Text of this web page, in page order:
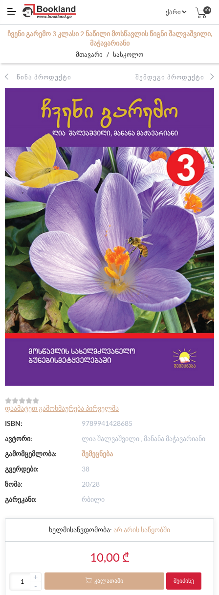
(0)
ᲩᲕᲔᲜᲘ ᲒᲐᲠᲔᲛᲝ 3 ᲙᲚᲐᲡᲘ 2 ᲜᲐᲬᲘᲚᲘ ᲛᲝᲡᲬᲐᲕᲚᲘᲡ ᲬᲘᲒᲜᲘ ᲨᲐᲚᲕᲐᲨᲕᲘᲚᲘ,
ᲛᲐᲭᲐᲕᲐᲠᲘᲐᲜᲘ
მთავარი / სასკოლო
ᲬᲘᲜᲐ ᲞᲠᲝᲓᲣᲥᲢᲘ ᲨᲔᲛᲓᲔᲒᲘ ᲞᲠᲝᲓᲣᲥᲢᲘ
დაამატეთ გამოხმაურება პირველმა
ISBN:
9789941428685
ავტორი:
ლია შალვაშვილი , მანანა მაჭავარიანი
გამომცემლობა:
ᲨᲔᲛᲔᲪᲜᲔᲑᲐ
გვერდები:
38
ზომა:
20/28
გარეკანი:
რბილი
ხელმისაწვდომობა: არ არის საწყობში
10,00 ₾
+
-
ᲙᲐᲚᲐᲗᲐᲨᲘ ᲨᲔᲘᲫᲘᲜᲔ